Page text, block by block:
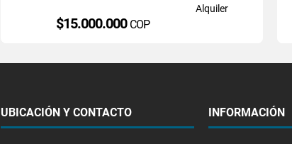
Alquiler
$15.000.000 COP
UBICACIÓN Y CONTACTO INFORMACIÓN